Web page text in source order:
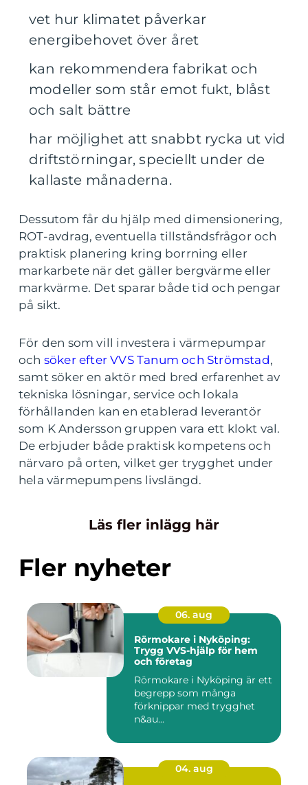
vet hur klimatet påverkar
energibehovet över året
kan rekommendera fabrikat och
modeller som står emot fukt, blåst
och salt bättre
har möjlighet att snabbt rycka ut vid
driftstörningar, speciellt under de
kallaste månaderna.
Dessutom får du hjälp med dimensionering,
ROT-avdrag, eventuella tillståndsfrågor och
praktisk planering kring borrning eller
markarbete när det gäller bergvärme eller
markvärme. Det sparar både tid och pengar
på sikt.
För den som vill investera i värmepumpar
och söker efter VVS Tanum och Strömstad,
samt söker en aktör med bred erfarenhet av
tekniska lösningar, service och lokala
förhållanden kan en etablerad leverantör
som K Andersson gruppen vara ett klokt val.
De erbjuder både praktisk kompetens och
närvaro på orten, vilket ger trygghet under
hela värmepumpens livslängd.
Läs fler inlägg här
Fler nyheter
06. aug
Rörmokare i Nyköping:
Trygg VVS-hjälp för hem
och företag
Rörmokare i Nyköping är ett
begrepp som många
förknippar med trygghet
n&au...
04. aug